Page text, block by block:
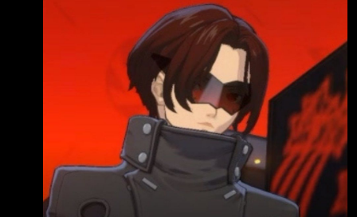
啦 但同時做這個又做Lycori
寫改編劇本，並同時擔任執行製作人與節目統
籌。SEGA的 中原徹將出任執行製作人。21
Laps 目前與 Netflix 簽有電視節目全面合作協
議。 https://i.mopix.cc/BbYr9G.jpg 這個是偏向
美劇那邊的公司簽的合作，所以是好萊塢那邊
的，要看後續找誰了 --